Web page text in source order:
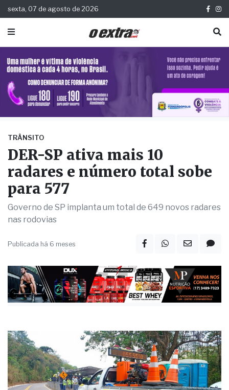
sexta, 07 de agosto de 2026
TRÂNSITO
DER-SP ativa mais 10
radares e número total sobe
para 577
Governo de SP implanta um total de 649 novos radares
nas rodovias
Publicada há 6 meses